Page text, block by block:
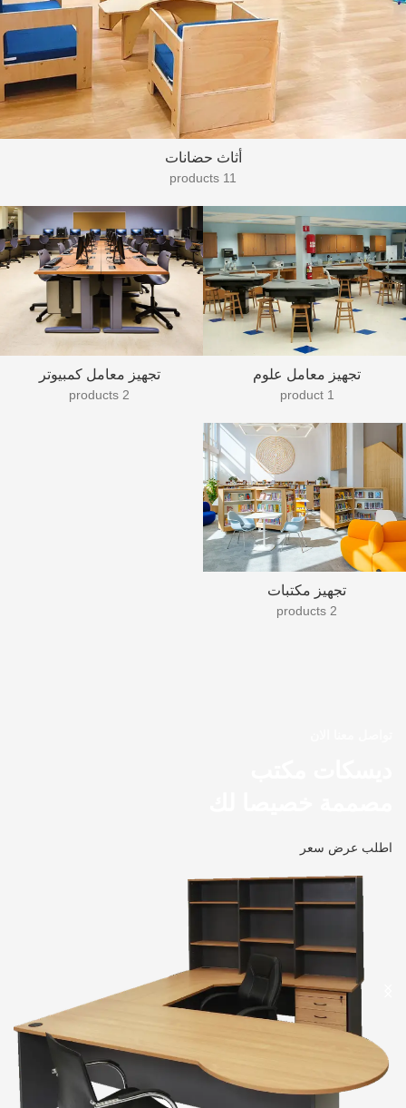
أثاث حضانات
11 products
تجهيز معامل علوم
1 product
تجهيز معامل كمبيوتر
2 products
تجهيز مكتبات
2 products
اطلب عرض سعر